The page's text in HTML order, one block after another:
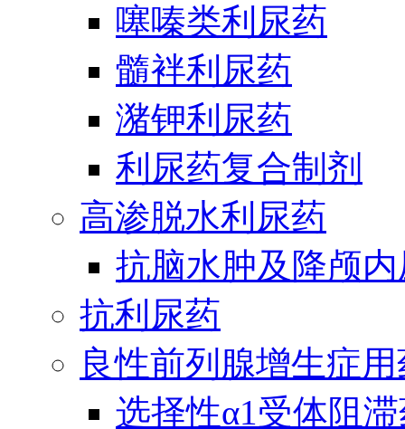
噻嗪类利尿药
髓袢利尿药
潴钾利尿药
利尿药复合制剂
高渗脱水利尿药
抗脑水肿及降颅
抗利尿药
良性前列腺增生症
选择性α1受体阻